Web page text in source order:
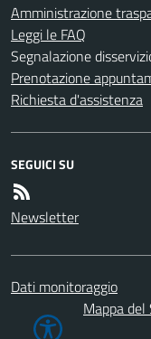
Amministrazione
Leggi le FAQ
Segnalazione
Prenotazione
Richiesta d'assistenza
SEGUICI SU
Newsletter
Dati monitoraggio
Mappa del